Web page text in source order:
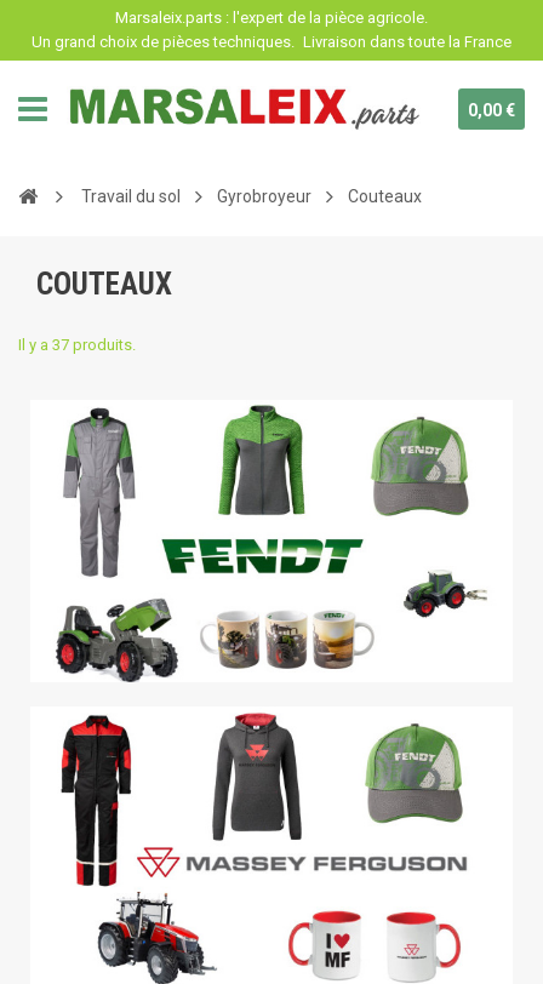
Marsaleix.parts : l'expert de la pièce agricole.
Un grand choix de pièces techniques. Livraison dans toute la France
0,00 €
Travail du sol Gyrobroyeur Couteaux
COUTEAUX
Il y a 37 produits.
Panneau de gestion des cookies